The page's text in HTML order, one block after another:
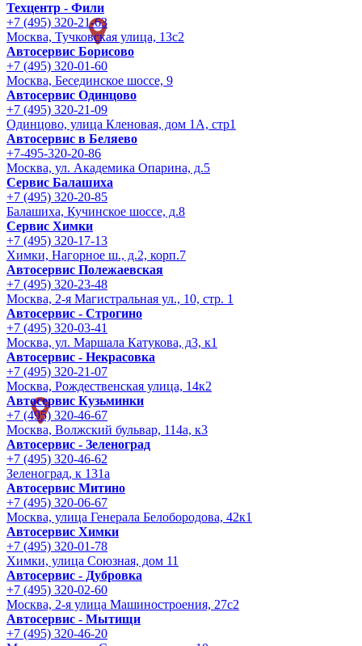
Техцентр - Фили
+7 (495) 320-21-63
Москва, Тучковская улица, 13с2
Автосервис Борисово
+7 (495) 320-01-60
Москва, Бесединское шоссе, 9
Автосервис Одинцово
+7 (495) 320-21-09
Одинцово, улица Кленовая, дом 1А, стр1
Автосервис в Беляево
+7-495-320-20-86
Москва, ул. Академика Опарина, д.5
Сервис Балашиха
+7 (495) 320-20-85
Балашиха, Кучинское шоссе, д.8
Сервис Химки
+7 (495) 320-17-13
Химки, Нагорное ш., д.2, корп.7
Автосервис Полежаевская
+7 (495) 320-23-48
Москва, 2-я Магистральная ул., 10, стр. 1
Автосервис - Строгино
+7 (495) 320-03-41
Москва, ул. Маршала Катукова, д3, к1
Автосервис - Некрасовка
+7 (495) 320-21-07
Москва, Рождественская улица, 14к2
Автосервис Кузьминки
+7 (495) 320-46-67
Москва, Волжский бульвар, 114а, к3
Автосервис - Зеленоград
+7 (495) 320-46-62
Зеленоград, к 131а
Автосервис Митино
+7 (495) 320-06-67
Москва, улица Генерала Белобородова, 42к1
Автосервис Химки
+7 (495) 320-01-78
Химки, улица Союзная, дом 11
Автосервис - Дубровка
+7 (495) 320-02-60
Москва, 2-я улица Машиностроения, 27с2
Автосервис - Мытищи
+7 (495) 320-46-20